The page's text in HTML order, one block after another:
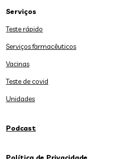
Serviços
Teste rápido
Serviços farmacêuticos
Vacinas
Teste de covid
Unidades
Podcast